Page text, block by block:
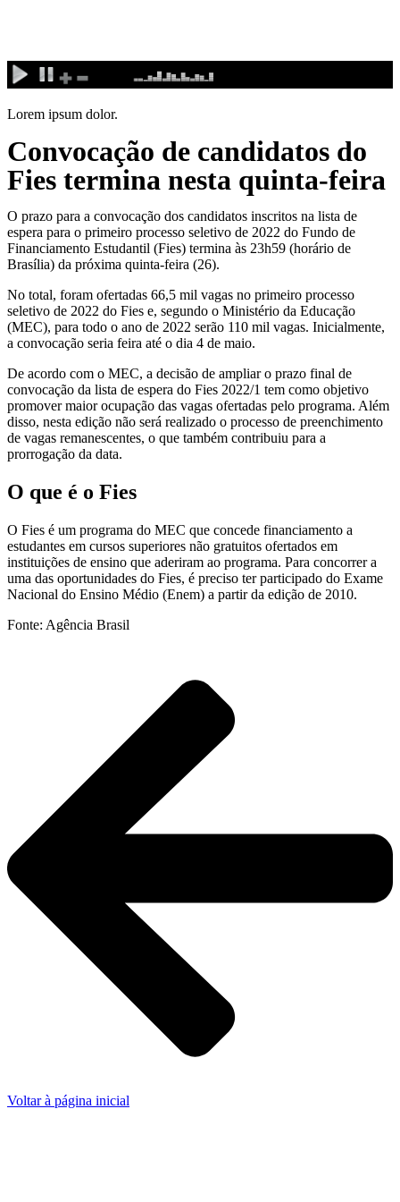
conteúdo
Lorem ipsum dolor.
Convocação de candidatos do
Fies termina nesta quinta-feira
O prazo para a convocação dos candidatos inscritos na lista de
espera para o primeiro processo seletivo de 2022 do Fundo de
Financiamento Estudantil (Fies) termina às 23h59 (horário de
Brasília) da próxima quinta-feira (26).
No total, foram ofertadas 66,5 mil vagas no primeiro processo
seletivo de 2022 do Fies e, segundo o Ministério da Educação
(MEC), para todo o ano de 2022 serão 110 mil vagas. Inicialmente,
a convocação seria feira até o dia 4 de maio.
De acordo com o MEC, a decisão de ampliar o prazo final de
convocação da lista de espera do Fies 2022/1 tem como objetivo
promover maior ocupação das vagas ofertadas pelo programa. Além
disso, nesta edição não será realizado o processo de preenchimento
de vagas remanescentes, o que também contribuiu para a
prorrogação da data.
O que é o Fies
O Fies é um programa do MEC que concede financiamento a
estudantes em cursos superiores não gratuitos ofertados em
instituições de ensino que aderiram ao programa. Para concorrer a
uma das oportunidades do Fies, é preciso ter participado do Exame
Nacional do Ensino Médio (Enem) a partir da edição de 2010.
Fonte: Agência Brasil
Voltar à página inicial